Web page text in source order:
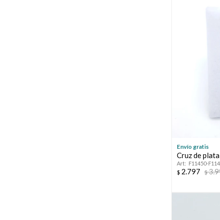
Envío gratis
Cruz de
F11450-
$ 2.797 $